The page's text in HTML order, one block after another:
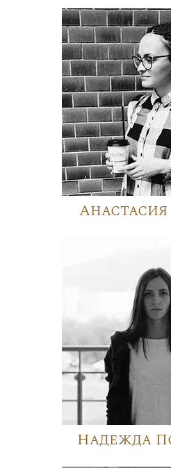
Надежда